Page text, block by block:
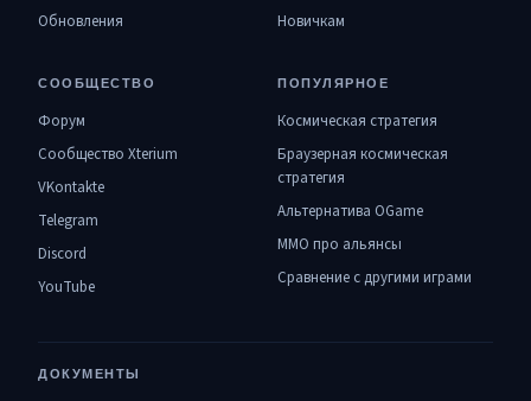
Обновления
Новичкам
СООБЩЕСТВО
Форум
Сообщество Xterium
VKontakte
Telegram
Discord
YouTube
ПОПУЛЯРНОЕ
Космическая стратегия
Браузерная космическая
стратегия
Альтернатива OGame
MMO про альянсы
Сравнение с другими играми
ДОКУМЕНТЫ